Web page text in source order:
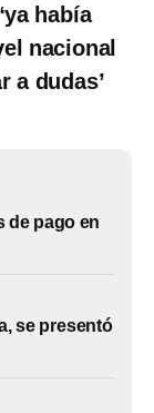
había
nacional
a dudas’
de pago en
se presentó